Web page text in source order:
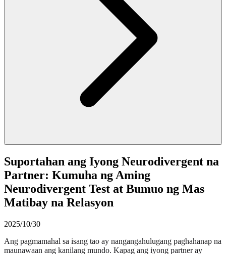
Suportahan ang Iyong Neurodivergent na
Partner: Kumuha ng Aming
Neurodivergent Test at Bumuo ng Mas
Matibay na Relasyon
2025/10/30
Ang pagmamahal sa isang tao ay nangangahulugang paghahanap na
maunawaan ang kanilang mundo. Kapag ang iyong partner ay